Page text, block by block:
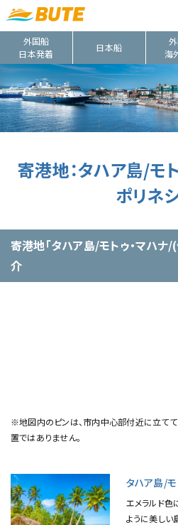
外国船
日本発着
日本船
海
寄港地：タハア島/モ
ポリネ
寄港地「タハア島/モトゥ・マハナ
介
※地図内のピンは、市内中心部付近に立てて
置ではありません。
タハア島/モ
エメラルド色
ように美しい